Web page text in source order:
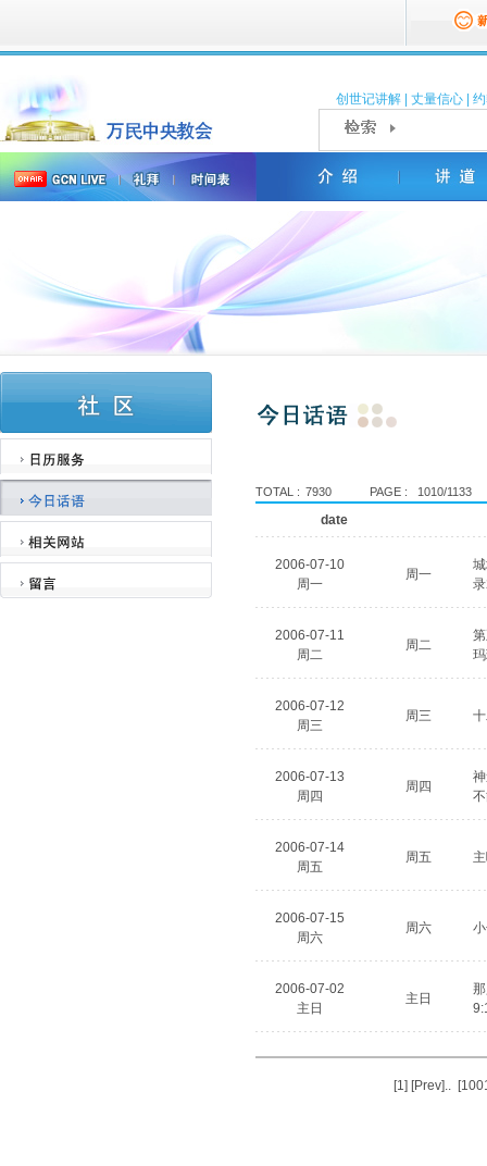
创世记讲解 丈量信心
TOTAL : 7930 PAGE : 1010/1133
date
2006-07-10
周一
周一
2006-07-11
周二
周二
2006-07-12
周三
周三
2006-07-13
周四
周四
2006-07-14
周五
周五
2006-07-15
周六
周六
2006-07-02
主日
主日
[1] [Prev]..